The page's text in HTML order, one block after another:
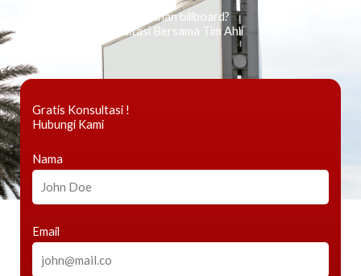
Ingin tahu tentang periklanan billboard?
Kami Berikan Konsultasi Bersama Tim Ahli
Gratis Konsultasi !
Hubungi Kami
Nama
Email